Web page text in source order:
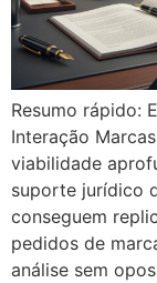
Resumo rápido:
Interação
viabilidade
suporte jurídico
conseguem
pedidos de
análise sem